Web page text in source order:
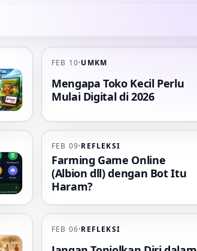
FEB 10·UMKM
Mengapa Toko Kecil Perlu
Mulai Digital di 2026
FEB 09·REFLEKSI
Farming Game Online
(Albion dll) dengan Bot Itu
Haram?
FEB 06·REFLEKSI